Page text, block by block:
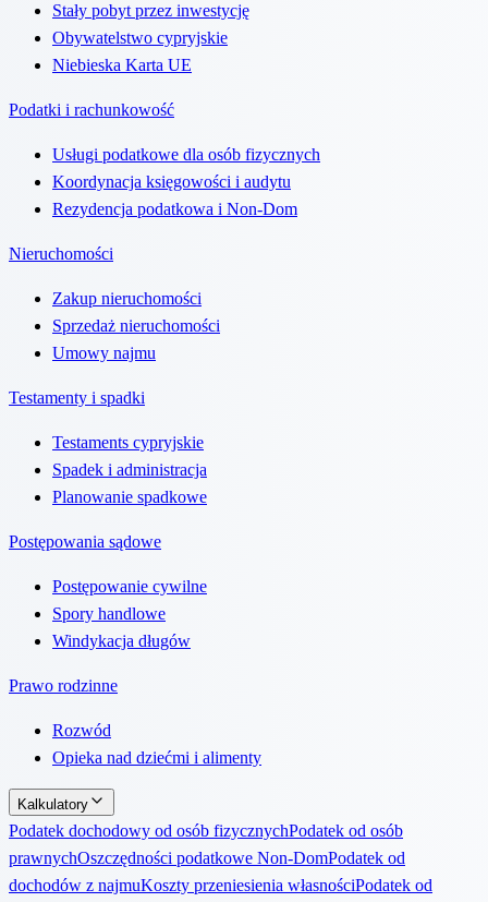
Stały pobyt przez inwestycję
Obywatelstwo cypryjskie
Niebieska Karta UE
Podatki i rachunkowość
Usługi podatkowe dla osób fizycznych
Koordynacja księgowości i audytu
Rezydencja podatkowa i Non-Dom
Nieruchomości
Zakup nieruchomości
Sprzedaż nieruchomości
Umowy najmu
Testamenty i spadki
Testaments cypryjskie
Spadek i administracja
Planowanie spadkowe
Postępowania sądowe
Postępowanie cywilne
Spory handlowe
Windykacja długów
Prawo rodzinne
Rozwód
Opieka nad dziećmi i alimenty
Kalkulatory
Podatek dochodowy od osób fizycznychPodatek od osób
prawnychOszczędności podatkowe Non-DomPodatek od
dochodów z najmuKoszty przeniesienia własnościPodatek od